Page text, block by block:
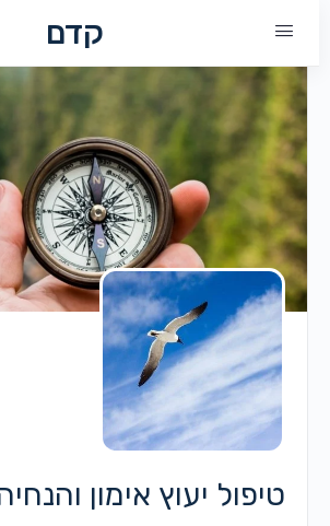
קדם
טיפול יעוץ אימון והנחיה